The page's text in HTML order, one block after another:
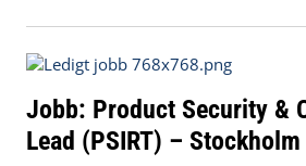
Jobb: Product Security &
Lead (PSIRT) – Stockholm